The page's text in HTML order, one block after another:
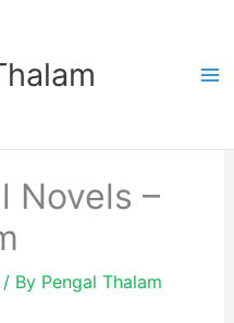
Novels –
By Pengal Thalam